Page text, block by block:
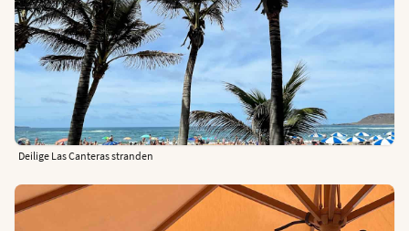
Deilige Las Canteras stranden